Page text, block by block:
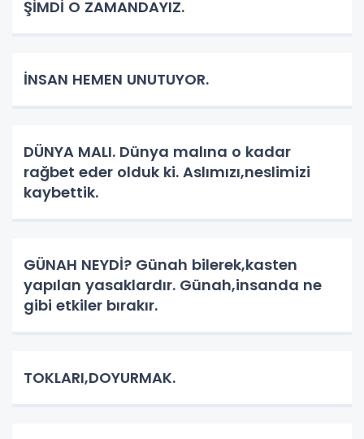
ŞİMDİ O ZAMANDAYIZ.
İNSAN HEMEN UNUTUYOR.
DÜNYA MALI. Dünya malına o kadar
rağbet eder olduk ki. Aslımızı,neslimizi
kaybettik.
GÜNAH NEYDİ? Günah bilerek,kasten
yapılan yasaklardır. Günah,insanda ne
gibi etkiler bırakır.
TOKLARI,DOYURMAK.